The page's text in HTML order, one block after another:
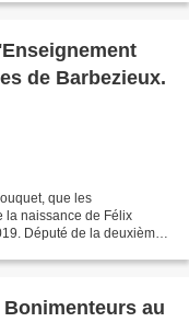
de Barbezieux.
que les
la naissance de Félix
Député de la deuxième
au